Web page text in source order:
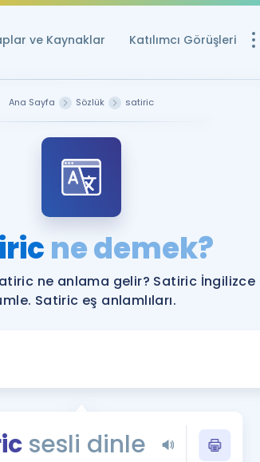
ve Kaynaklar Katılımcı Görüşleri
YDS ve YÖKDİL
Rehberlik Aracı
YDS ve YÖKDİL'e
Tüm ÖSYM
YDS - YÖKDİL
Ana Sayfa Sözlük satiric
ne demek?
ne anlama gelir? Satiric İngilizce
Satiric eş anlamlıları.
sesli dinle